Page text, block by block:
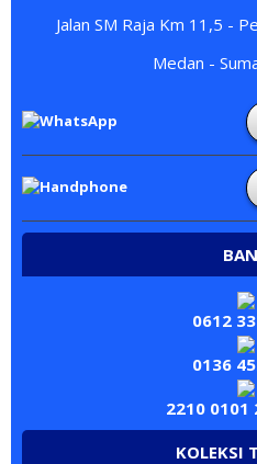
Jalan SM Raja Km 11,5 -
Medan -
0612
0136
2210 0101
KOLEKSI